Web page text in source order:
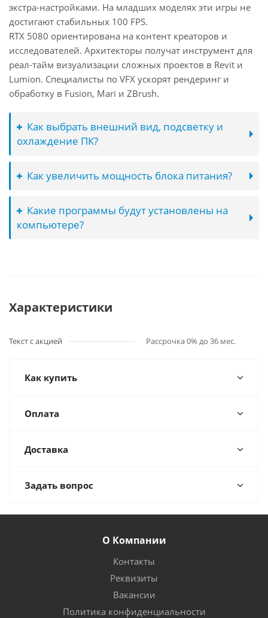
экстра-настройками. На младших моделях эти игры не
достигают стабильных 100 FPS.
RTX 5080 ориентирована на контент креаторов и
исследователей. Архитекторы получат инструмент для
реал-тайм визуализации сложных проектов в Revit и
Lumion. Специалисты по VFX ускорят рендеринг и
обработку в Fusion, Mari и ZBrush.
Как выбрать внешний вид, подсветку и
охлаждение ПК?
Как увеличить мощность блока питания?
Какие программы будут установлены на
компьютере?
Характеристики
Текст с акцией Рассрочка 0% до 36 мес.
Как купить
Оплата
Доставка
Задать вопрос
О Компании
Контакты
Реквизиты
Вакансии
Политика конфиденциальности